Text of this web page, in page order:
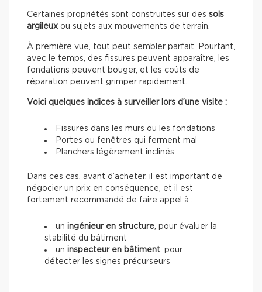
Certaines propriétés sont construites sur des sols
argileux ou sujets aux mouvements de terrain.
À première vue, tout peut sembler parfait. Pourtant,
avec le temps, des fissures peuvent apparaître, les
fondations peuvent bouger, et les coûts de
réparation peuvent grimper rapidement.
Voici quelques indices à surveiller lors d’une visite :
Fissures dans les murs ou les fondations
Portes ou fenêtres qui ferment mal
Planchers légèrement inclinés
Dans ces cas, avant d’acheter, il est important de
négocier un prix en conséquence, et il est
fortement recommandé de faire appel à :
un ingénieur en structure, pour évaluer la
stabilité du bâtiment
un inspecteur en bâtiment, pour
détecter les signes précurseurs